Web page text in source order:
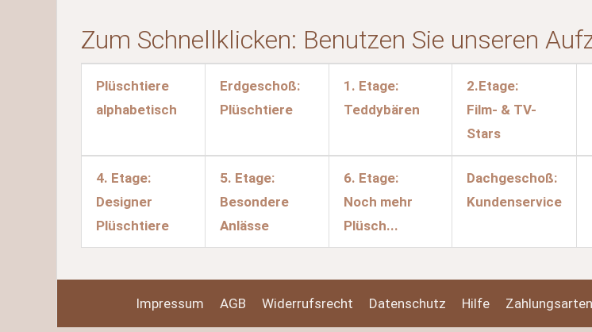
Zum Schnellklicken: Benutzen Sie unseren
Plüschtiere
alphabetisch
Erdgeschoß:
Plüschtiere
1. Etage:
Teddybären
2.Etage:
Film- & TV-
Stars
4. Etage:
Designer
Plüschtiere
5. Etage:
Besondere
Anlässe
6. Etage:
Noch mehr
Plüsch...
Dachgeschoß:
Kundenservice
Impressum AGB Widerrufsrecht Datenschutz Hilfe Zahlungsarten